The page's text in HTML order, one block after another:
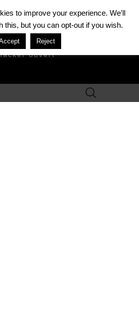
MÉZIÈRE
ouvert
Rechercher :
to improve your experience. We'll
this, but you can opt-out if you wish.
Reject